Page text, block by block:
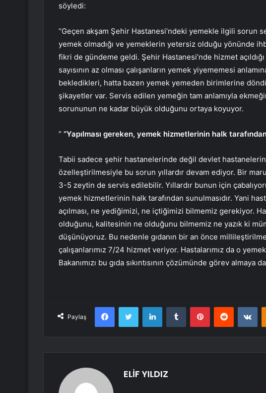
söyledi:
“Geçen akşam Şehir Hastanesi’ndeki yemekle ilgili sorun
yemek olmadığı ve yemeklerin yetersiz olduğu yönünde
fikri de gündeme geldi. Şehir Hastanesi’nde hizmet
sayısının az olması çalışanların yemek yiyememesi
bekledikleri, hatta bazen yemek yemeden birimlerine
şikayetler var. Servis edilen yemeğin tam anlamıyla
sorununun ne kadar büyük olduğunu ortaya koyuyor.
” “Yapılması gereken, yemek hizmetlerinin halk tarafından
Tabii sadece şehir hastanelerinde değil devlet
özelleştirilmesiyle bu sorun yıllardır devam ediyor. Bir
3-5 zeytin de servis edilebilir. Yıllardır bunun için
yemek hizmetlerinin halk tarafından sunulmasıdır. Yani
açılması, ne yediğimizi, ne içtiğimizi bilmemiz gerekiyor.
olduğunu, kalitesinin ne olduğunu bilmemiz ne yazık ki
düşünüyoruz. Bu nedenle gıdanın bir an önce
çalışanlarımız 7/24 hizmet veriyor. Hastalarımız da o
Bakanımızı bu gıda sıkıntısının çözümünde görev almaya
Paylaş
FacebookTwitter LinkedInTumblr PinterestReddit
ELİF YILDIZ